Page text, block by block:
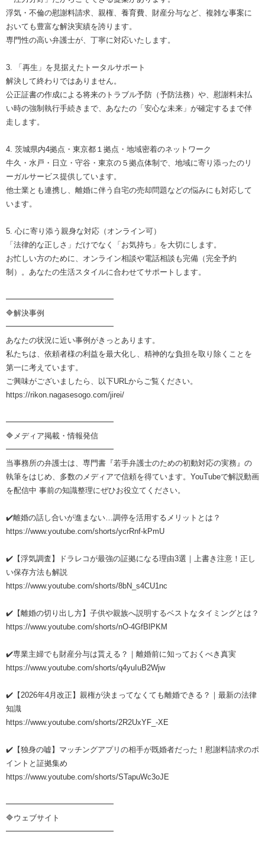
浮気・不倫の慰謝料請求、親権、養育費、財産分与など、複雑な事案に
おいても豊富な解決実績を誇ります。
専門性の高い弁護士が、丁寧に対応いたします。
3. 「再生」を見据えたトータルサポート
解決して終わりではありません。
公正証書の作成による将来のトラブル予防（予防法務）や、慰謝料未払
い時の強制執行手続きまで、あなたの「安心な未来」が確定するまで伴
走します。
4. 茨城県内4拠点・東京都１拠点・地域密着のネットワーク
牛久・水戸・日立・守谷・東京の５拠点体制で、地域に寄り添ったのリ
ーガルサービス提供しています。
他士業とも連携し、離婚に伴う自宅の売却問題などの悩みにも対応して
います。
5. 心に寄り添う親身な対応（オンライン可）
「法律的な正しさ」だけでなく「お気持ち」を大切にします。
お忙しい方のために、オンライン相談や電話相談も完備（完全予約
制）。あなたの生活スタイルに合わせてサポートします。
━━━━━━━━━━━━━━
🔷解決事例
━━━━━━━━━━━━━━
あなたの状況に近い事例がきっとあります。
私たちは、依頼者様の利益を最大化し、精神的な負担を取り除くことを
第一に考えています。
ご興味がございましたら、以下URLからご覧ください。
https://rikon.nagasesogo.com/jirei/
━━━━━━━━━━━━━━
🔷メディア掲載・情報発信
━━━━━━━━━━━━━━
当事務所の弁護士は、専門書『若手弁護士のための初動対応の実務』の
執筆をはじめ、多数のメディアで信頼を得ています。YouTubeで解説動画
を配信中 事前の知識整理にぜひお役立てください。
✔️離婚の話し合いが進まない…調停を活用するメリットとは？
https://www.youtube.com/shorts/ycrRnf-kPmU
✔️【浮気調査】ドラレコが最強の証拠になる理由3選｜上書き注意！正し
い保存方法も解説
https://www.youtube.com/shorts/8bN_s4CU1nc
✔️【離婚の切り出し方】子供や親族へ説明するベストなタイミングとは？
https://www.youtube.com/shorts/nO-4GfBlPKM
✔️専業主婦でも財産分与は貰える？｜離婚前に知っておくべき真実
https://www.youtube.com/shorts/q4yuIuB2Wjw
✔️【2026年4月改正】親権が決まってなくても離婚できる？｜最新の法律
知識
https://www.youtube.com/shorts/2R2UxYF_-XE
✔️【独身の嘘】マッチングアプリの相手が既婚者だった！慰謝料請求のポ
イントと証拠集め
https://www.youtube.com/shorts/STapuWc3oJE
━━━━━━━━━━━━━━
🔷ウェブサイト
━━━━━━━━━━━━━━